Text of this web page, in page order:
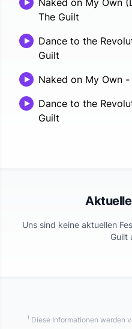
The Guilt
Dance to the
Guilt
Naked on My Own -
Dance to the
Guilt
Uns sind keine aktuellen
Guilt
1 Diese Informationen werden